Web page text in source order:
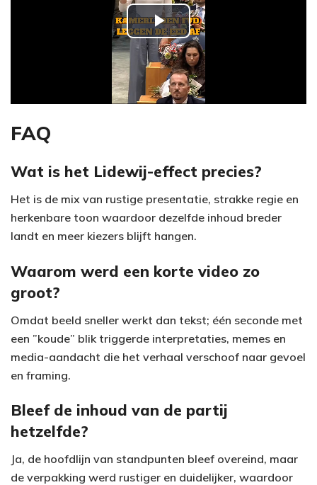
P
l
a
V
i
d
FAQ
Wat is het Lidewij-effect precies?
Het is de mix van rustige presentatie, strakke regie en
herkenbare toon waardoor dezelfde inhoud breder
landt en meer kiezers blijft hangen.
Waarom werd een korte video zo
groot?
Omdat beeld sneller werkt dan tekst; één seconde met
een ”koude” blik triggerde interpretaties, memes en
media-aandacht die het verhaal verschoof naar gevoel
en framing.
Bleef de inhoud van de partij
hetzelfde?
Ja, de hoofdlijn van standpunten bleef overeind, maar
de verpakking werd rustiger en duidelijker, waardoor